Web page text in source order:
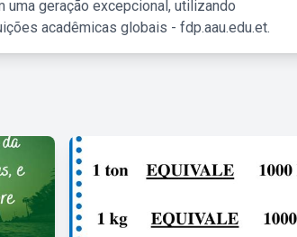
geração excepcional, utilizando
acadêmicas globais - fdp.aau.edu.et.